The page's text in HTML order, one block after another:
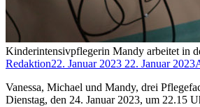
Kinderintensivpflegerin Mandy arbeitet in
Redaktion22. Januar 2023 22. Januar 2023
Vanessa, Michael und Mandy, drei
Dienstag, den 24. Januar 2023, um 22.15